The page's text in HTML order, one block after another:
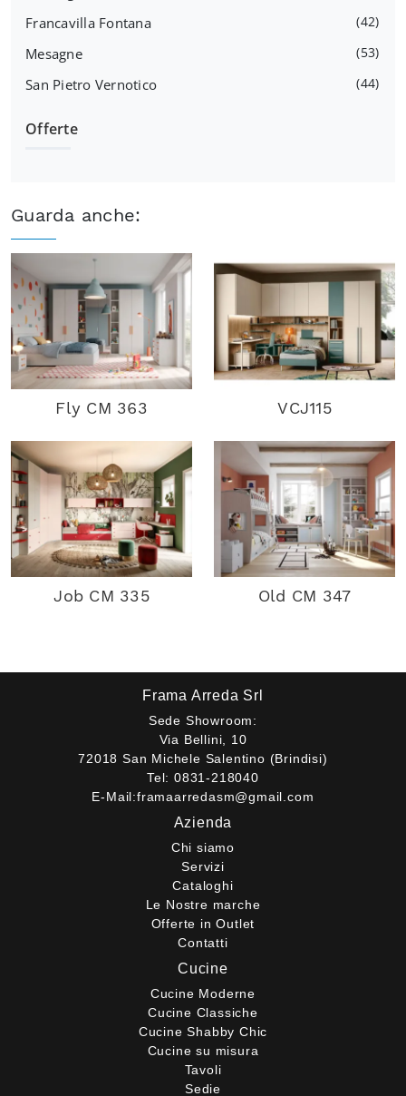
Francavilla Fontana 42
Mesagne 53
San Pietro Vernotico 44
Offerte
Guarda anche:
Fly CM 363 VCJ115
Job CM 335 Old CM 347
Frama Arreda Srl
Sede Showroom:
Via Bellini, 10
72018 San Michele Salentino (Brindisi)
Tel: 0831-218040
E-Mail:framaarredasm@gmail.com
Azienda
Chi siamo
Servizi
Cataloghi
Le Nostre marche
Offerte in Outlet
Contatti
Cucine
Cucine Moderne
Cucine Classiche
Cucine Shabby Chic
Cucine su misura
Tavoli
Sedie